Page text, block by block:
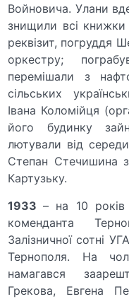
Войновича. Улани
знищили всі книжки
реквізит, погруддя
оркестру;
перемішали з
сільських
Івана Коломійця
його будинку
лютували від
Степан Стечишина
Картузьку.
1933– на 10 років
коменданта
Залізничної сотні
Тернополя. На
намагався
Грекова, Евгена